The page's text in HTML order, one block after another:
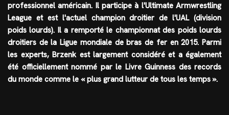
professionnel américain. Il participe à l'Ultimate Armwrestling
League et est l'actuel champion droitier de l'UAL (division
poids lourds). Il a remporté le championnat des poids lourds
droitiers de la Ligue mondiale de bras de fer en 2015. Parmi
les experts, Brzenk est largement considéré et a également
été officiellement nommé par le Livre Guinness des records
du monde comme le « plus grand lutteur de tous les temps ».